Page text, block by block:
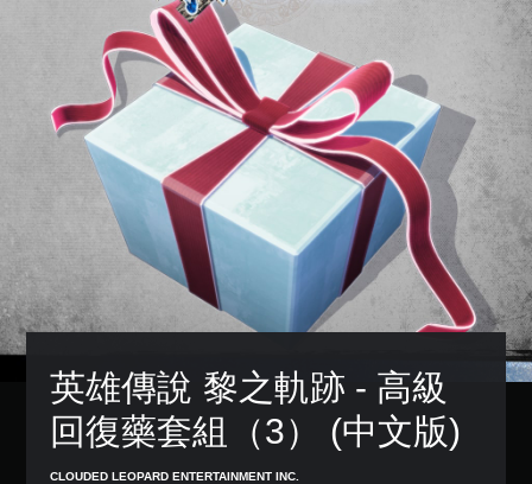
英雄傳說 黎之軌跡 - 高級
回復藥套組（3） (中文版)
CLOUDED LEOPARD ENTERTAINMENT INC.